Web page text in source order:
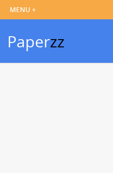
Paperzz